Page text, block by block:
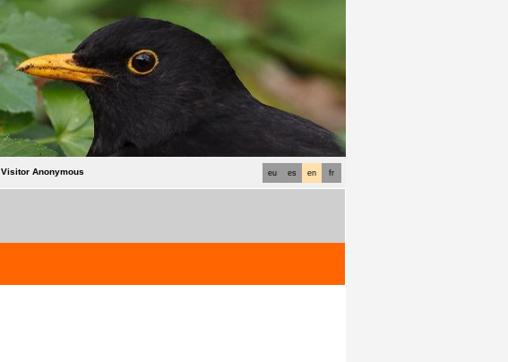
fr
en
es
eu
Visitor Anonymous